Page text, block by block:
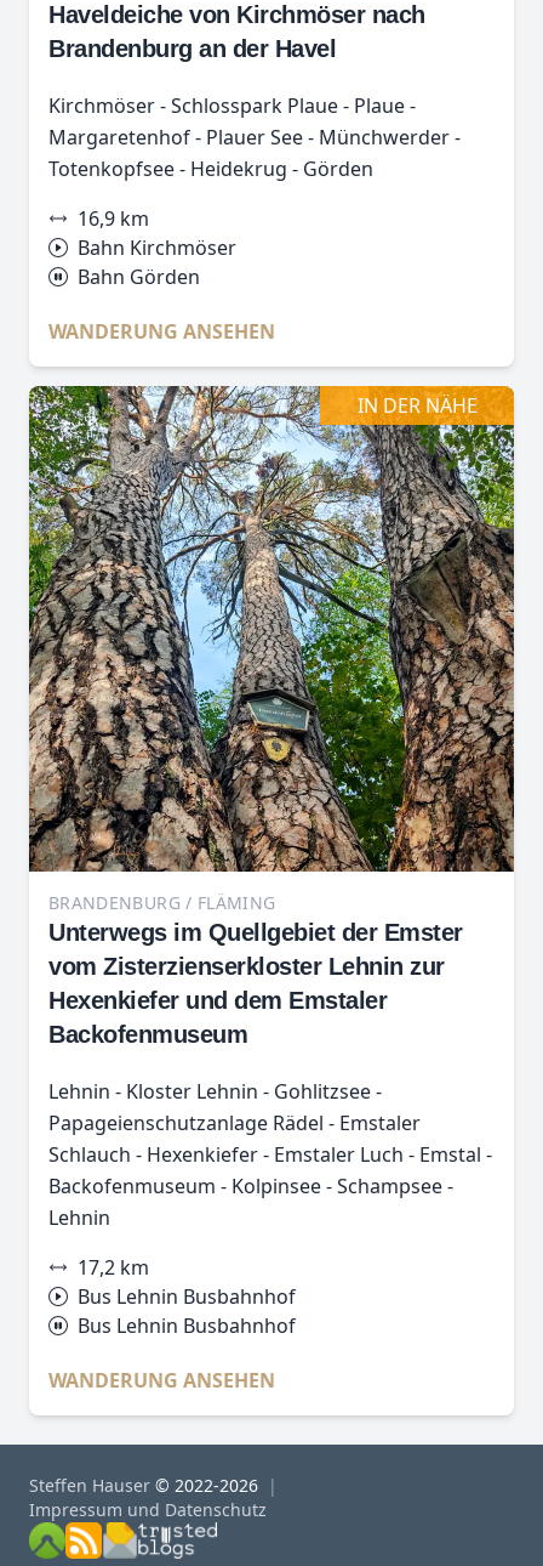
Haveldeiche von Kirchmöser nach
Brandenburg an der Havel
Kirchmöser - Schlosspark Plaue - Plaue -
Margaretenhof - Plauer See - Münchwerder -
Totenkopfsee - Heidekrug - Görden
16,9 km
Bahn Kirchmöser
Bahn Görden
WANDERUNG ANSEHEN
IN DER NÄHE
BRANDENBURG / FLÄMING
Unterwegs im Quellgebiet der Emster
vom Zisterzienserkloster Lehnin zur
Hexenkiefer und dem Emstaler
Backofenmuseum
Lehnin - Kloster Lehnin - Gohlitzsee -
Papageienschutzanlage Rädel - Emstaler
Schlauch - Hexenkiefer - Emstaler Luch - Emstal -
Backofenmuseum - Kolpinsee - Schampsee -
Lehnin
17,2 km
Bus Lehnin Busbahnhof
Bus Lehnin Busbahnhof
WANDERUNG ANSEHEN
Steffen Hauser © 2022-2026
Impressum und Datenschutz